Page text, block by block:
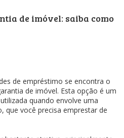
de imóvel: saiba como
de empréstimo se encontra o
de imóvel. Esta opção é um
quando envolve uma
que você precisa emprestar de